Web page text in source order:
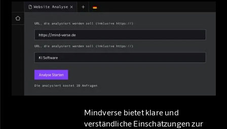
Mindverse bietet klare und
verständliche Einschätzungen zur